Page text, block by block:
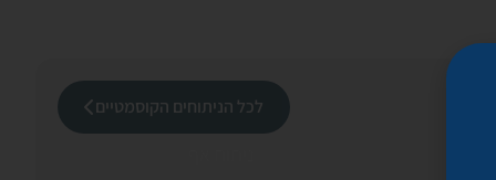
לכל הניתוחים הקוסמטיים